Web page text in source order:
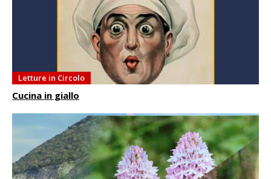
Letture in Circolo
Cucina in giallo